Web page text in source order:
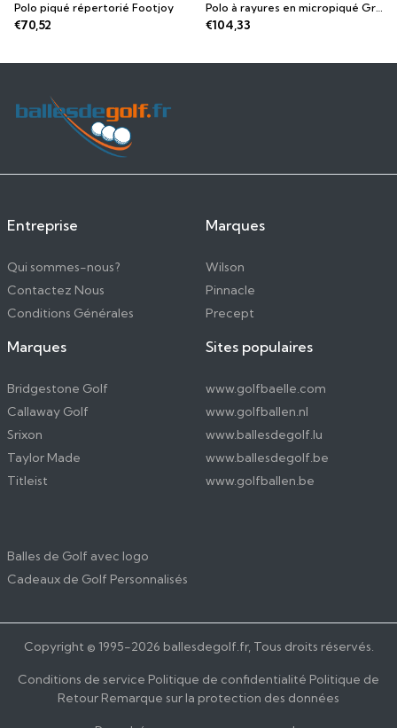
Polo piqué répertorié Footjoy
€70,52
Polo à rayures en micropiqué Greg Norman
€104,33
Entreprise
Qui sommes-nous?
Contactez Nous
Conditions Générales
Marques
Wilson
Pinnacle
Precept
Marques
Bridgestone Golf
Callaway Golf
Srixon
Taylor Made
Titleist
Sites populaires
www.golfbaelle.com
www.golfballen.nl
www.ballesdegolf.lu
www.ballesdegolf.be
www.golfballen.be
Balles de Golf avec logo
Cadeaux de Golf Personnalisés
Copyright © 1995-2026 ballesdegolf.fr, Tous droits réservés.
Conditions de service Politique de confidentialité Politique de
Retour Remarque sur la protection des données